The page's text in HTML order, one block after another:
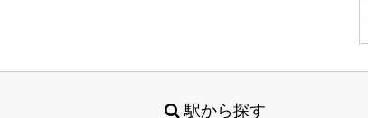
駅から探す